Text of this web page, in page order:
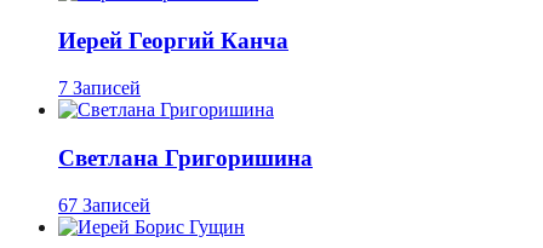
Иерей Георгий Канча
7 Записей
Светлана Григоришина
67 Записей